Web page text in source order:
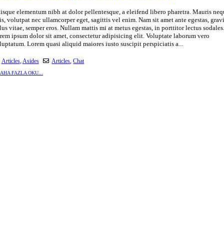
elementum nibh at dolor pellentesque, a eleifend libero pharetra. Mauris
volutpat nec ullamcorper eget, sagittis vel enim. Nam sit amet ante egestas,
vitae, semper eros. Nullam mattis mi at metus egestas, in porttitor lectus sodales.
ipsum dolor sit amet, consectetur adipisicing elit. Voluptate laborum vero
Lorem quasi aliquid maiores iusto suscipit perspiciatis a...
Articles,Asides Articles,Chat
FAZLA OKU...